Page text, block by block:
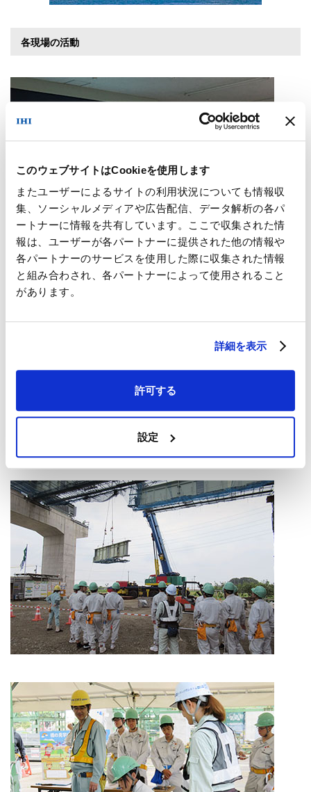
このウェブサイトはCookieを使用します
またユーザーによるサイトの利用状況についても情報収
集、ソーシャルメディアや広告配信、データ解析の各パ
ートナーに情報を共有しています。ここで収集された情
報は、ユーザーが各パートナーに提供された他の情報や
各パートナーのサービスを使用した際に収集された情報
と組み合わされ、各パートナーによって使用されること
があります。
詳細を表示
許可する
設定
各現場の活動